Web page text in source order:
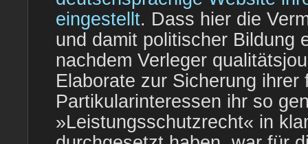
eingestellt. Dass hier die
und damit politischer Bildung
nachdem Verleger
Elaborate zur Sicherung ihrer
Partikularinteressen ihr so
»Leistungsschutzrecht« in